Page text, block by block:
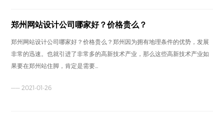
郑州网站设计公司哪家好？价格贵么？
郑州网站设计公司哪家好？价格贵么？郑州因为拥有地理条件的优势，发展
非常的迅速。也就引进了非常多的高新技术产业，那么这些高新技术产业如
果要在郑州站住脚，肯定是需要...
—— 2021-01-26